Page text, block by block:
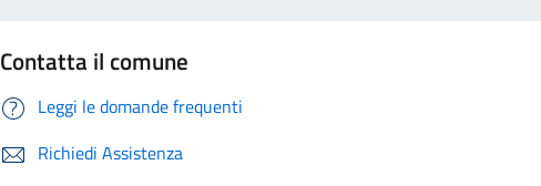
Contatta il comune
Leggi le domande frequenti
Richiedi Assistenza